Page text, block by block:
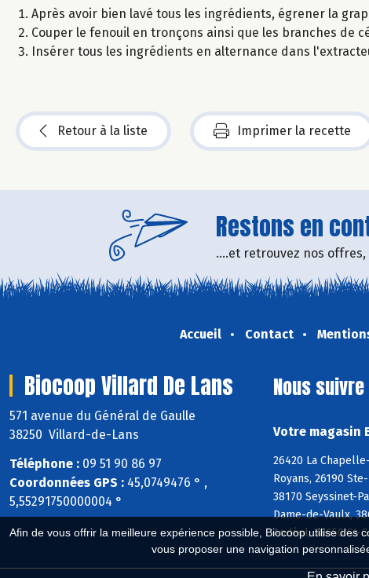
Afin de vous offrir la meilleure expérience possible, Biocoop utilise
vous proposer une navigation
Après avoir bien lavé tous les ingrédients, égrener la
Couper le fenouil en tronçons ainsi que les branches de
Insérer tous les ingrédients en alternance dans
Retour à la liste Imprimer la recette
Restons en
....et retrouvez nos
Accueil Contact
Biocoop Villard De Lans
571 avenue du Général de Gaulle
38250 Villard-de-Lans
Téléphone : 09 51 90 86 97
Coordonnées GPS : 45,0749476 ° ,
5,55291750000004 °
Nous
Votre magasin
26420 La
Royans, 26190
38170 Seyssinet-
Dame-de-Vaulx,
Andéol, 38650 St-